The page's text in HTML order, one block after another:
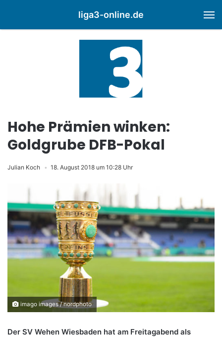
liga3-online.de
Hohe Prämien winken:
Goldgrube DFB-Pokal
Julian Koch 18. August 2018 um 10:28 Uhr
imago images / nordphoto
Der SV Wehen Wiesbaden hat am Freitagabend als